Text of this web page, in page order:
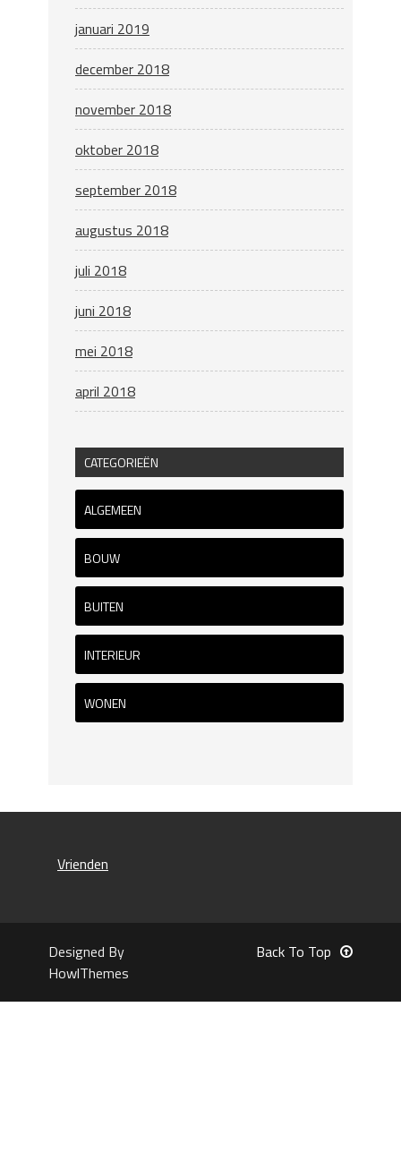
januari 2019
december 2018
november 2018
oktober 2018
september 2018
augustus 2018
juli 2018
juni 2018
mei 2018
april 2018
CATEGORIEËN
ALGEMEEN
BOUW
BUITEN
INTERIEUR
WONEN
Vrienden
Designed By
HowlThemes
Back To Top